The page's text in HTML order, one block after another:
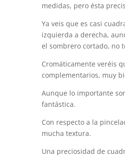
medidas, pero ésta
Ya veis que es casi
izquierda a derecha,
el sombrero cortado, no
Cromáticamente veréis
complementarios, muy
Aunque lo importante
fantástica.
Con respecto a la
mucha textura.
Una preciosidad de